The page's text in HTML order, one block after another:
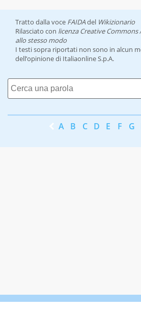
Tratto dalla voce FAIDAdel Wikizionario
Rilasciato con licenza Creative
allo stesso modo
I testi sopra riportati non sono in alcun
dell’opinione di Italiaonline S.p.A.
A B C D E F G